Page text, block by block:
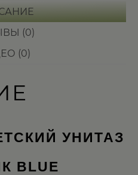
(0)
(0)
УНИТАЗ
BLUE